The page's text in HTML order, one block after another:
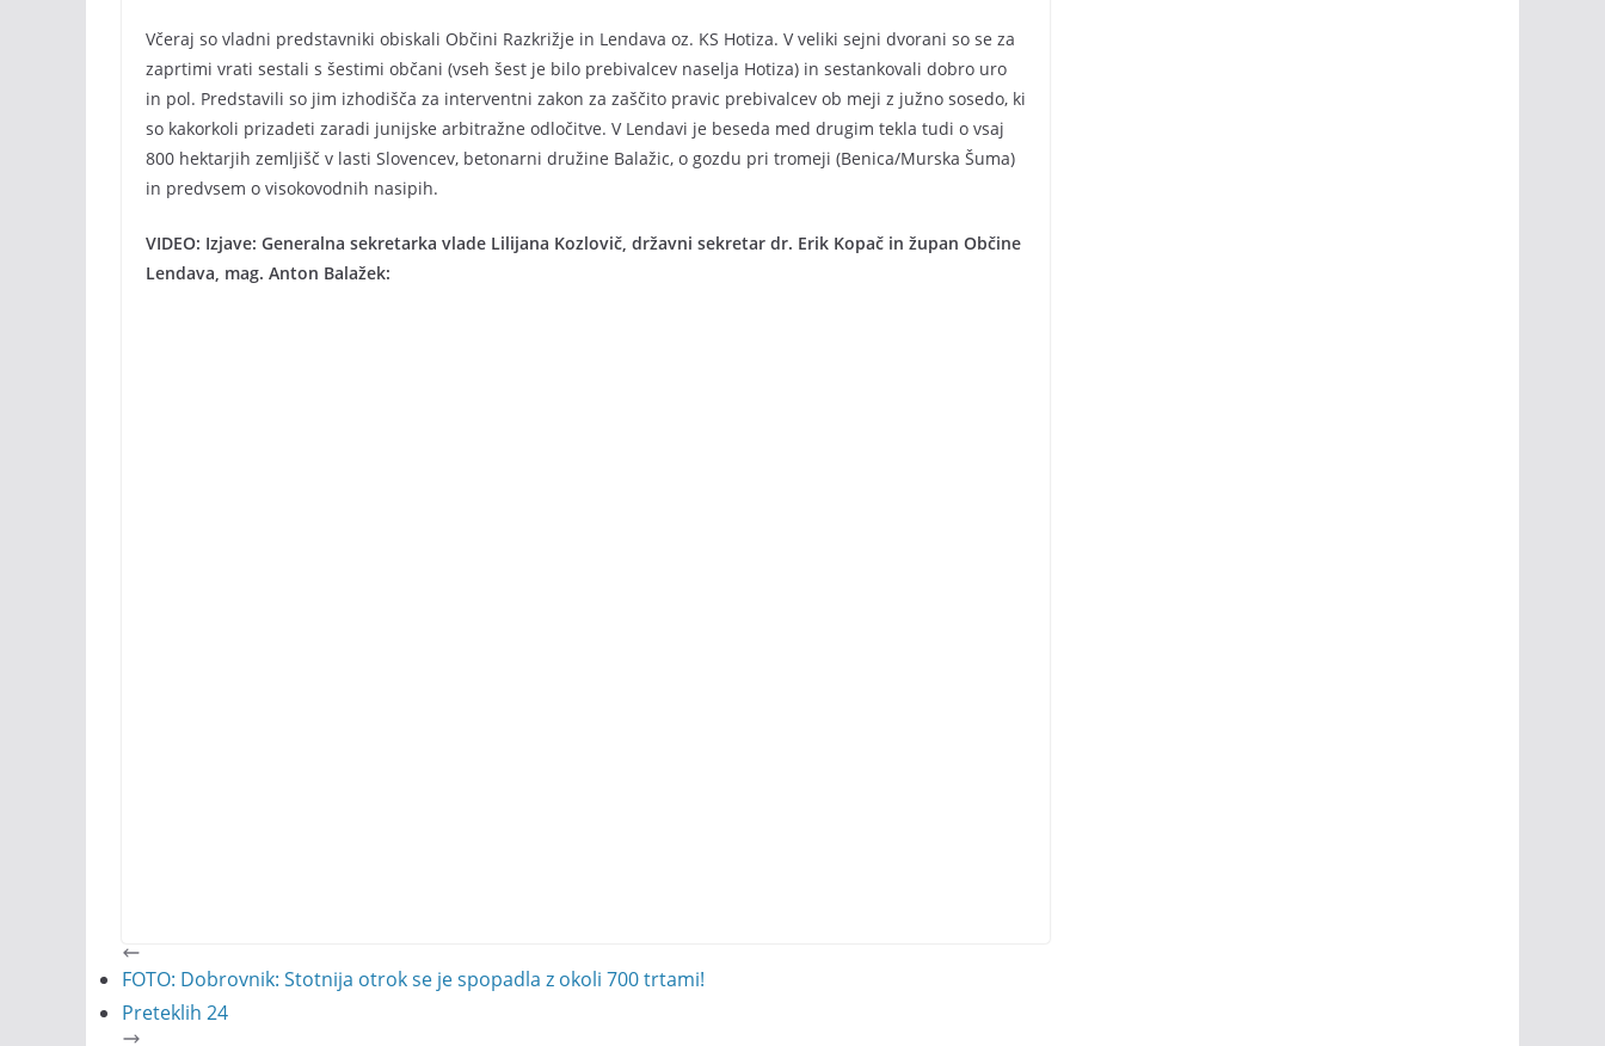
Včeraj so vladni predstavniki obiskali Občini Razkrižje in Lendava oz. KS Hotiza. V veliki sejni dvorani so se za
zaprtimi vrati sestali s šestimi občani (vseh šest je bilo prebivalcev naselja Hotiza) in sestankovali dobro uro
in pol. Predstavili so jim izhodišča za interventni zakon za zaščito pravic prebivalcev ob meji z južno sosedo, ki
so kakorkoli prizadeti zaradi junijske arbitražne odločitve. V Lendavi je beseda med drugim tekla tudi o vsaj
800 hektarjih zemljišč v lasti Slovencev, betonarni družine Balažic, o gozdu pri tromeji (Benica/Murska Šuma)
in predvsem o visokovodnih nasipih.
VIDEO: Izjave: Generalna sekretarka vlade Lilijana Kozlovič, državni sekretar dr. Erik Kopač in župan Občine
Lendava, mag. Anton Balažek:
FOTO: Dobrovnik: Stotnija otrok se je spopadla z okoli 700 trtami!
Preteklih 24